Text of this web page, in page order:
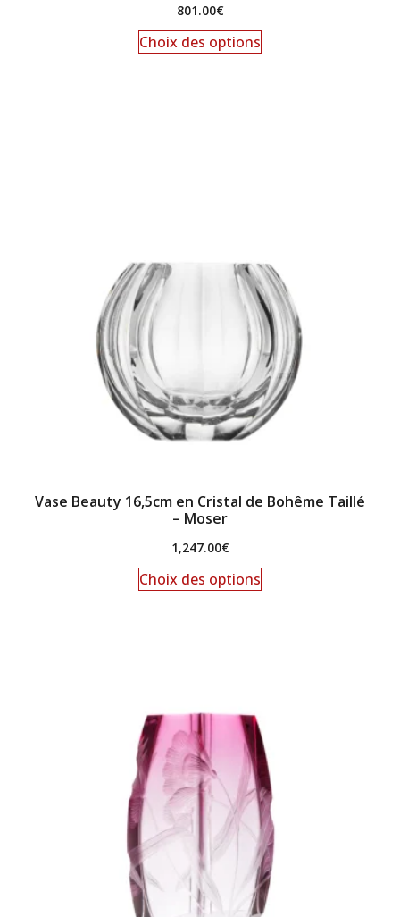
801.00€
Choix des options
Vase Beauty 16,5cm en Cristal de Bohême Taillé
– Moser
1,247.00€
Choix des options